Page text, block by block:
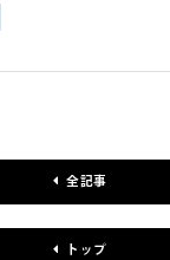
全記事
トップ